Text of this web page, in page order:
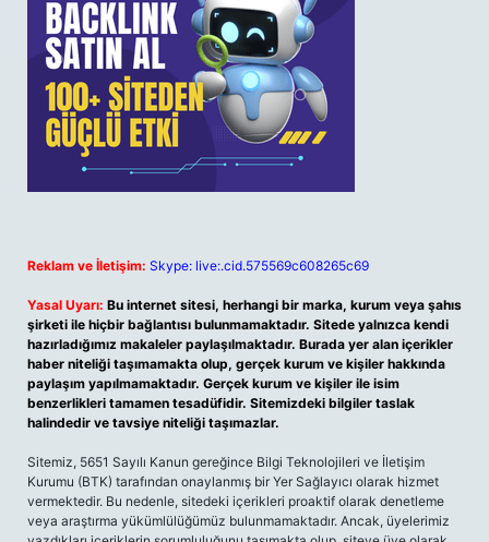
Reklam ve İletişim: Skype: live:.cid.575569c608265c69
Yasal Uyarı: Bu internet sitesi, herhangi bir marka, kurum veya şahıs
şirketi ile hiçbir bağlantısı bulunmamaktadır. Sitede yalnızca kendi
hazırladığımız makaleler paylaşılmaktadır. Burada yer alan içerikler
haber niteliği taşımamakta olup, gerçek kurum ve kişiler hakkında
paylaşım yapılmamaktadır. Gerçek kurum ve kişiler ile isim
benzerlikleri tamamen tesadüfidir. Sitemizdeki bilgiler taslak
halindedir ve tavsiye niteliği taşımazlar.
Sitemiz, 5651 Sayılı Kanun gereğince Bilgi Teknolojileri ve İletişim
Kurumu (BTK) tarafından onaylanmış bir Yer Sağlayıcı olarak hizmet
vermektedir. Bu nedenle, sitedeki içerikleri proaktif olarak denetleme
veya araştırma yükümlülüğümüz bulunmamaktadır. Ancak, üyelerimiz